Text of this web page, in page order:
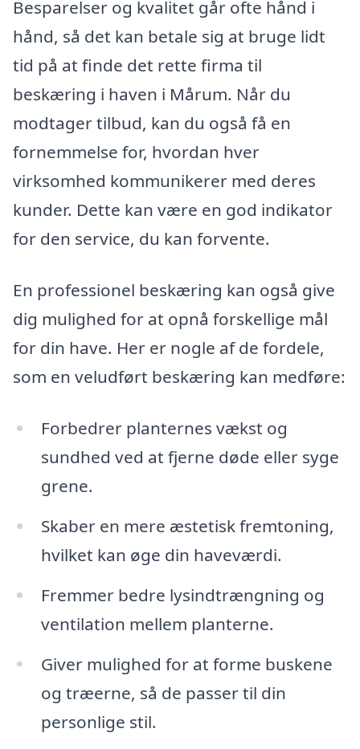
Besparelser og kvalitet går ofte hånd i
hånd, så det kan betale sig at bruge lidt
tid på at finde det rette firma til
beskæring i haven i Mårum. Når du
modtager tilbud, kan du også få en
fornemmelse for, hvordan hver
virksomhed kommunikerer med deres
kunder. Dette kan være en god indikator
for den service, du kan forvente.
En professionel beskæring kan også give
dig mulighed for at opnå forskellige mål
for din have. Her er nogle af de fordele,
som en veludført beskæring kan medføre:
Forbedrer planternes vækst og
sundhed ved at fjerne døde eller syge
grene.
Skaber en mere æstetisk fremtoning,
hvilket kan øge din haveværdi.
Fremmer bedre lysindtrængning og
ventilation mellem planterne.
Giver mulighed for at forme buskene
og træerne, så de passer til din
personlige stil.